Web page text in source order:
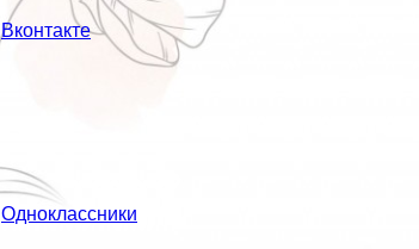
Вконтакте
Одноклассники